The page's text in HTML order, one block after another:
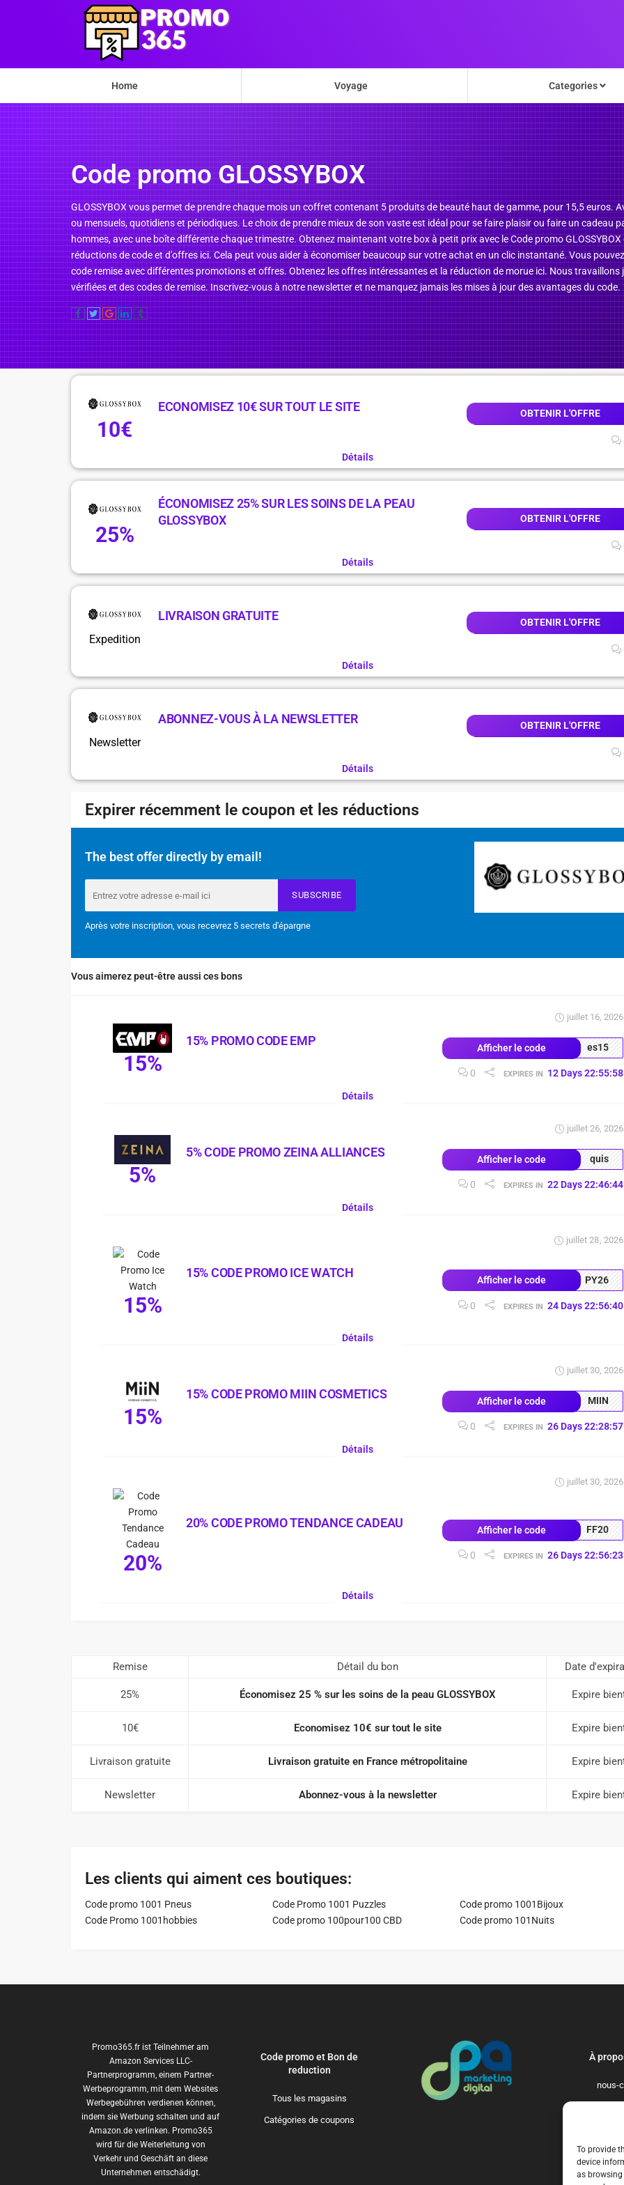
To provide
device
as
Home Voyage Categories
Code promo GLOSSYBOX
GLOSSYBOX vous permet de prendre chaque mois un coffret contenant 5 produits de beauté haut de gamme, pour 15,5 euros.
ou mensuels, quotidiens et périodiques. Le choix de prendre mieux de son vaste est idéal pour se faire plaisir ou faire un cadeau
hommes, avec une boîte différente chaque trimestre. Obtenez maintenant votre box à petit prix avec le Code promo
réductions de code et d'offres ici. Cela peut vous aider à économiser beaucoup sur votre achat en un clic instantané. Vous
code remise avec différentes promotions et offres. Obtenez les offres intéressantes et la réduction de morue ici. Nous
vérifiées et des codes de remise. Inscrivez-vous à notre newsletter et ne manquez jamais les mises à jour des avantages du code.
10€
ECONOMISEZ 10€ SUR TOUT LE SITE OBTENIR L'OFFRE
Détails
25%
ÉCONOMISEZ 25% SUR LES SOINS DE LA PEAU
GLOSSYBOX
OBTENIR L'OFFRE
Détails
Expedition
LIVRAISON GRATUITE OBTENIR L'OFFRE
Détails
Newsletter
ABONNEZ-VOUS À LA NEWSLETTER OBTENIR L'OFFRE
Détails
Expirer récemment le coupon et les réductions
The best offer directly by email!
SUBSCRIBE
Après votre inscription, vous recevrez 5 secrets d'épargne
Vous aimerez peut-être aussi ces bons
15%
15% PROMO CODE EMP
juillet 16, 2026
Afficher le code es15
0 EXPIRES IN 12 Days 22:55:57
Détails
5%
5% CODE PROMO ZEINA ALLIANCES
juillet 26, 2026
Afficher le code quis
0 EXPIRES IN 22 Days 22:46:43
Détails
15%
15% CODE PROMO ICE WATCH
juillet 28, 2026
Afficher le code PY26
0 EXPIRES IN 24 Days 22:56:39
Détails
15%
15% CODE PROMO MIIN COSMETICS
juillet 30, 2026
Afficher le code MIIN
0 EXPIRES IN 26 Days 22:28:56
Détails
20%
20% CODE PROMO TENDANCE CADEAU
juillet 30, 2026
Afficher le code FF20
0 EXPIRES IN 26 Days 22:56:22
Détails
Remise Détail du bon Date
25% Économisez 25 % sur les soins de la peau GLOSSYBOX Expire
10€ Economisez 10€ sur tout le site Expire
Livraison gratuite Livraison gratuite en France métropolitaine Expire
Newsletter Abonnez-vous à la newsletter Expire
Les clients qui aiment ces boutiques:
Code promo 1001 Pneus Code Promo 1001 Puzzles
Code promo 1001Bijoux
Code Promo 1001hobbies
Code promo 100pour100 CBD Code promo 101Nuits
Promo365.fr ist Teilnehmer am
Amazon Services LLC-
Partnerprogramm, einem Partner-
Werbeprogramm, mit dem Websites
Werbegebühren verdienen können,
indem sie Werbung schalten und auf
Amazon.de verlinken. Promo365
wird für die Weiterleitung von
Verkehr und Geschäft an diese
Unternehmen entschädigt.
Code promo et Bon de
reduction
Tous les magasins
Catégories de coupons
À
nous-